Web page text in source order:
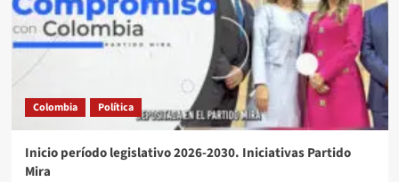
Colombia Política
Inicio período legislativo 2026-2030. Iniciativas Partido
Mira